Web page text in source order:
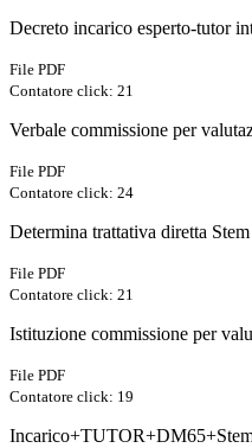
Decreto incarico esperto-tutor
File PDF
Contatore click: 21
Verbale commissione per
File PDF
Contatore click: 24
Determina trattativa diretta
File PDF
Contatore click: 21
Istituzione commissione per
File PDF
Contatore click: 19